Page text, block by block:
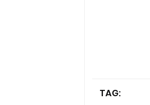
TAG: